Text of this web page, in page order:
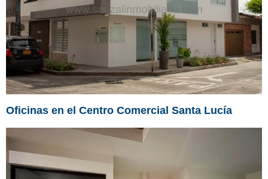
Oficinas en el Centro Comercial Santa Lucía